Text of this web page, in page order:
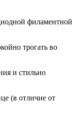
филаментной
трогать во
и стильно
(в отличие от